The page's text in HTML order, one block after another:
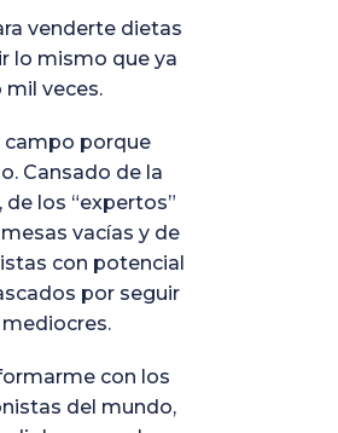
venderte dietas
lo mismo que ya
mil veces.
campo porque
Cansado de la
los “expertos”
vacías y de
con potencial
por seguir
con los
del mundo,